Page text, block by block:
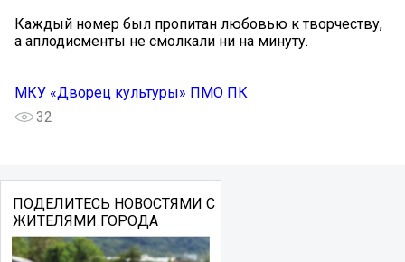
Каждый номер был пропитан любовью к творчеству,
а аплодисменты не смолкали ни на минуту.
МКУ «Дворец культуры» ПМО ПК
32
ПОДЕЛИТЕСЬ НОВОСТЯМИ С
ЖИТЕЛЯМИ ГОРОДА